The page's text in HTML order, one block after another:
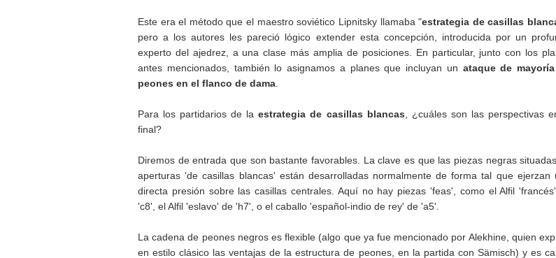
Este era el método que el maestro soviético Lipnitsky llamaba "estrategia de casillas
pero a los autores les pareció lógico extender esta concepción, introducida por un
experto del ajedrez, a una clase más amplia de posiciones. En particular, junto con los
antes mencionados, también lo asignamos a planes que incluyan un ataque de
peones en el flanco de dama
Para los partidarios de laestrategia de casillas blancas , ¿cuáles son las perspectivas
final?
Diremos de entrada que son bastante favorables. La clave es que las piezas negras
aperturas 'de casillas blancas' están desarrolladas normalmente de forma tal que ejerzan
directa presión sobre las casillas centrales. Aquí no hay piezas 'feas', como el Alfil
'c8', el Alfil 'eslavo' de 'h7', o el caballo 'español-indio de rey' de 'a5'.
La cadena de peones negros es flexible (algo que ya fue mencionado por Alekhine, quien
en estilo clásico las ventajas de la estructura de peones, en la partida con Sämisch) y es